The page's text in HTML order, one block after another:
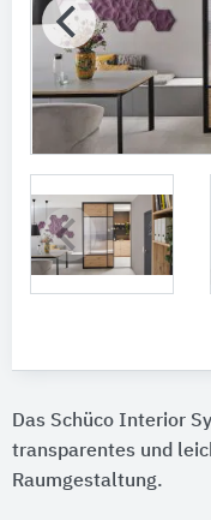
Das Schüco Interior
transparentes und
Raumgestaltung.